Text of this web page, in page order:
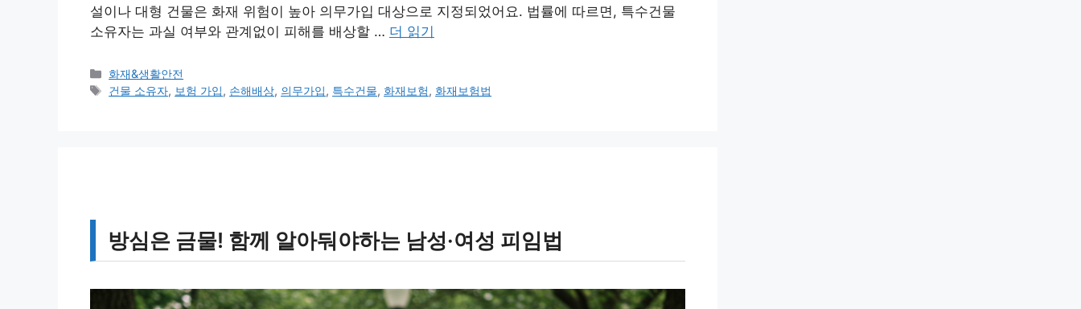
설이나 대형 건물은 화재 위험이 높아 의무가입 대상으로 지정되었어요. 법률에 따르면, 특수건물
소유자는 과실 여부와 관계없이 피해를 배상할 … 더 읽기
카
테
화재&생활안전
태
건물 소유자, 보험 가입, 손해배상, 의무가입, 특수건물, 화재보험, 화재보험법
방심은 금물! 함께 알아둬야하는 남성·여성 피임법